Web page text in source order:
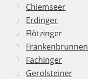
Chiemseer
Erdinger
Flötzinger
Frankenbrunnen
Fachinger
Gerolsteiner